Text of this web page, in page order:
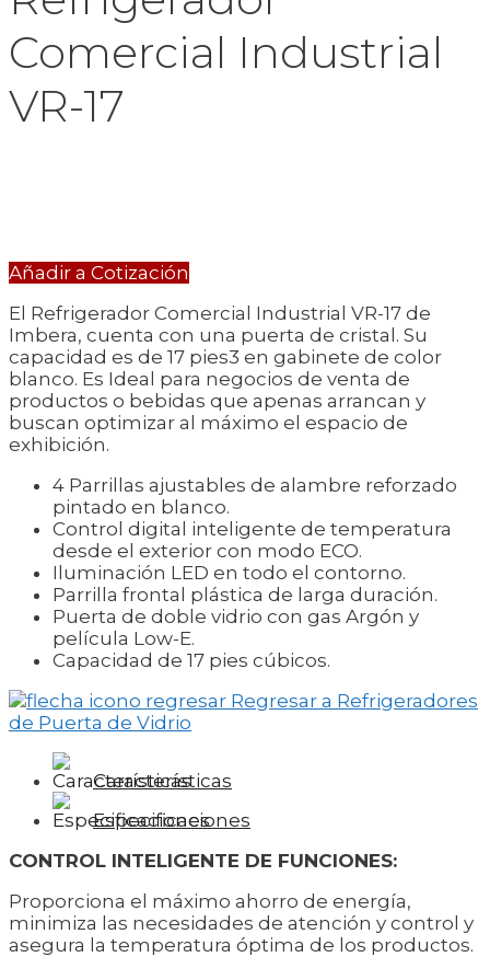
Comercial Industrial
VR-17
Añadir a Cotización
El Refrigerador Comercial Industrial VR-17 de
Imbera, cuenta con una puerta de cristal. Su
capacidad es de 17 pies3 en gabinete de color
blanco. Es Ideal para negocios de venta de
productos o bebidas que apenas arrancan y
buscan optimizar al máximo el espacio de
exhibición.
4 Parrillas ajustables de alambre reforzado
pintado en blanco.
Control digital inteligente de temperatura
desde el exterior con modo ECO.
Iluminación LED en todo el contorno.
Parrilla frontal plástica de larga duración.
Puerta de doble vidrio con gas Argón y
película Low-E.
Capacidad de 17 pies cúbicos.
Regresar a Refrigeradores
de Puerta de Vidrio
Características
Especificaciones
CONTROL INTELIGENTE DE FUNCIONES:
Proporciona el máximo ahorro de energía,
minimiza las necesidades de atención y control y
asegura la temperatura óptima de los productos.